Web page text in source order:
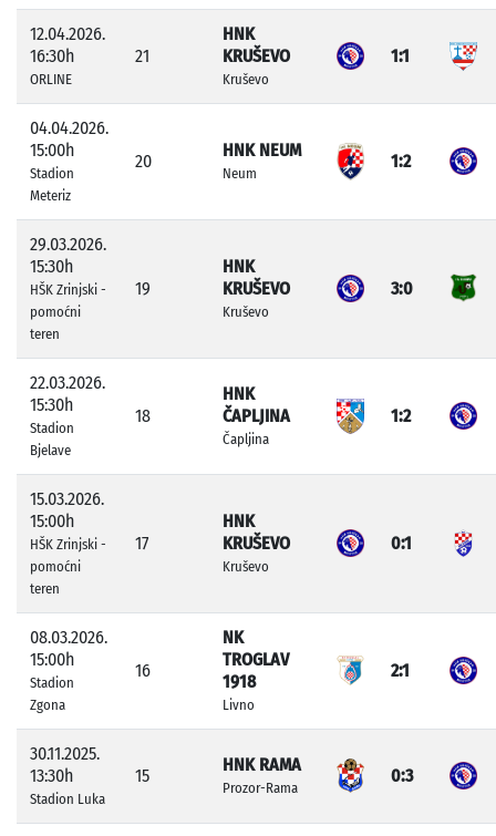
12.04.2026.
16:30h
ORLINE
21
HNK
KRUŠEVO
Kruševo
1:1
04.04.2026.
15:00h
Stadion
Meteriz
20
HNK NEUM
Neum
1:2
29.03.2026.
15:30h
HŠK Zrinjski -
pomoćni
teren
19
HNK
KRUŠEVO
Kruševo
3:0
22.03.2026.
15:30h
Stadion
Bjelave
18
HNK
ČAPLJINA
Čapljina
1:2
15.03.2026.
15:00h
HŠK Zrinjski -
pomoćni
teren
17
HNK
KRUŠEVO
Kruševo
0:1
08.03.2026.
15:00h
Stadion
Zgona
16
NK
TROGLAV
1918
Livno
2:1
30.11.2025.
13:30h
Stadion Luka
15
HNK RAMA
Prozor-Rama
0:3